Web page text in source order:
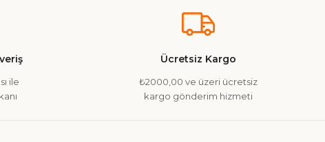
veya görüntülenemiyor.
daha pahalı.
ile
Ücretsiz Kargo
₺2000,00 ve üzeri ücretsiz
kargo gönderim hizmeti